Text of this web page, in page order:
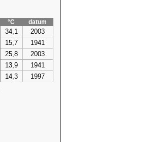
°C
datum
34,1 2003
15,7 1941
25,8 2003
13,9 1941
14,3
1997